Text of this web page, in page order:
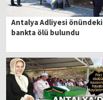
Antalya Adliyesi önündeki
bankta ölü bulundu